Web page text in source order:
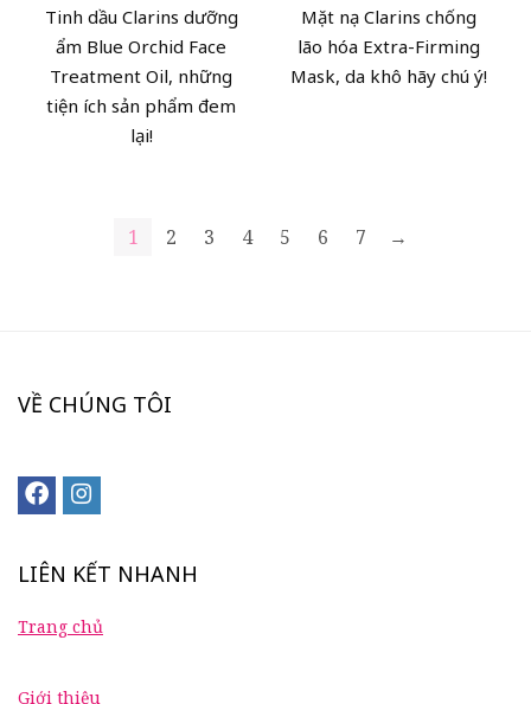
Tinh dầu Clarins dưỡng
ẩm Blue Orchid Face
Treatment Oil, những
tiện ích sản phẩm đem
lại!
Mặt nạ Clarins chống
lão hóa Extra-Firming
Mask, da khô hãy chú ý!
1 2 3 4 5 6 7 →
VỀ CHÚNG TÔI
LIÊN KẾT NHANH
Trang chủ
Giới thiệu